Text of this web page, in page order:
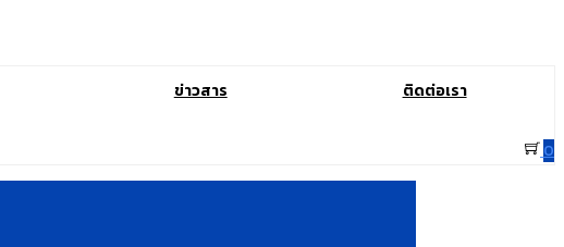
ข่าวสาร ติดต่อเรา
0